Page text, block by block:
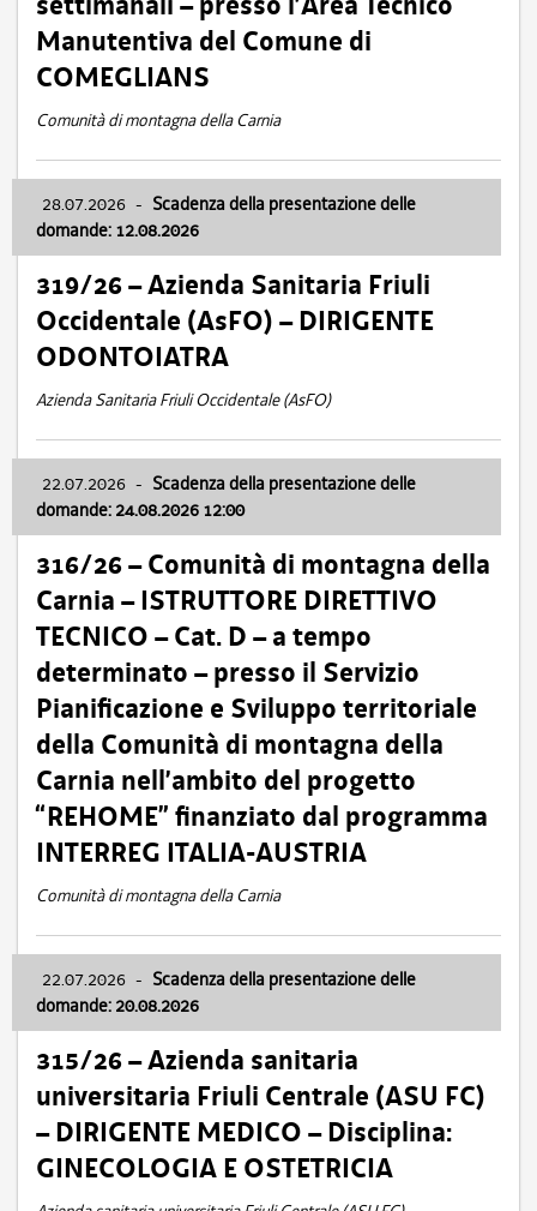
Manutentiva del Comune di
COMEGLIANS
Comunità di montagna della Carnia
28.07.2026 - Scadenza della presentazione delle
domande: 12.08.2026
319/26 – Azienda Sanitaria Friuli
Occidentale (AsFO) – DIRIGENTE
ODONTOIATRA
Azienda Sanitaria Friuli Occidentale (AsFO)
22.07.2026 - Scadenza della presentazione delle
domande: 24.08.2026 12:00
316/26 – Comunità di montagna della
Carnia – ISTRUTTORE DIRETTIVO
TECNICO – Cat. D – a tempo
determinato – presso il Servizio
Pianificazione e Sviluppo territoriale
della Comunità di montagna della
Carnia nell’ambito del progetto
“REHOME” finanziato dal programma
INTERREG ITALIA-AUSTRIA
Comunità di montagna della Carnia
22.07.2026 - Scadenza della presentazione delle
domande: 20.08.2026
315/26 – Azienda sanitaria
universitaria Friuli Centrale (ASU FC)
– DIRIGENTE MEDICO – Disciplina:
GINECOLOGIA E OSTETRICIA